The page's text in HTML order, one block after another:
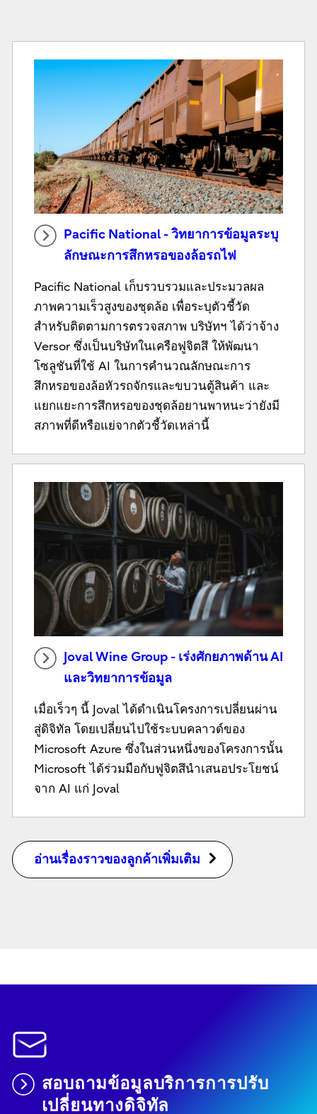
Pacific National - วิทยาการข้อมูลระบุ
ลักษณะการสึกหรอของล้อรถไฟ
Pacific National เก็บรวบรวมและประมวลผล
ภาพความเร็วสูงของชุดล้อ เพื่อระบุตัวชี้วัด
สำหรับติดตามการตรวจสภาพ บริษัทฯ ได้ว่าจ้าง
Versor ซึ่งเป็นบริษัทในเครือฟูจิตสึ ให้พัฒนา
โซลูชันที่ใช้ AI ในการคำนวณลักษณะการ
สึกหรอของล้อหัวรถจักรและขบวนตู้สินค้า และ
แยกแยะการสึกหรอของชุดล้อยานพาหนะว่ายังมี
สภาพที่ดีหรือแย่จากตัวชี้วัดเหล่านี้
Joval Wine Group - เร่งศักยภาพด้าน AI
และวิทยาการข้อมูล
เมื่อเร็วๆ นี้ Joval ได้ดำเนินโครงการเปลี่ยนผ่าน
สู่ดิจิทัล โดยเปลี่ยนไปใช้ระบบคลาวด์ของ
Microsoft Azure ซึ่งในส่วนหนึ่งของโครงการนั้น
Microsoft ได้ร่วมมือกับฟูจิตสึนำเสนอประโยชน์
จาก AI แก่ Joval
อ่านเรื่องราวของลูกค้าเพิ่มเติม
สอบถามข้อมูลบริการการปรับ
เปลี่ยนทางดิจิทัล